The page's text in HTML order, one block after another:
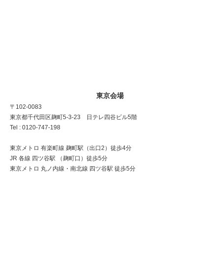
東京会場
〒102-0083
東京都千代田区麹町5-3-23 日テレ四谷ビル5階
Tel : 0120-747-198
東京メトロ 有楽町線 麹町駅（出口2）徒歩4分
JR 各線 四ツ谷駅 （麹町口）徒歩5分
東京メトロ 丸ノ内線・南北線 四ツ谷駅 徒歩5分